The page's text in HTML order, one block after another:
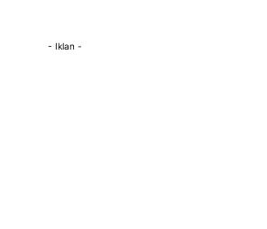
- Iklan -